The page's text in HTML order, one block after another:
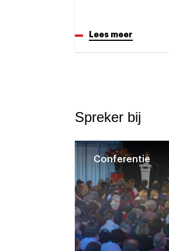
Lees meer
Spreker bij
Conferentie